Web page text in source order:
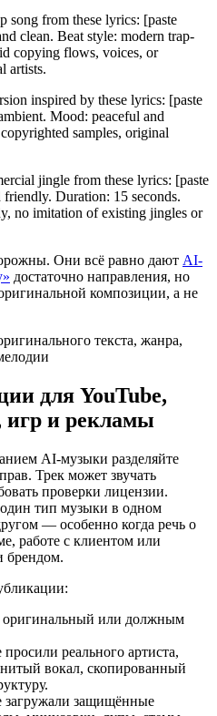
song from these lyrics: [paste
clean. Beat style: modern trap-
copying flows, voices, or
artists.
inspired by these lyrics: [paste
Mood: peaceful and
samples, original
jingle from these lyrics: [paste
Duration: 15 seconds.
no imitation of existing jingles or
Они всё равно дают AI-
достаточно направления, но
композиции, а не
для YouTube,
игр и рекламы
AI-музыки разделяйте
Трек может звучать
проверки лицензии.
тип музыки в одном
— особенно когда речь о
работе с клиентом или
брендом.
оригинальный или должным
реального артиста,
вокал, скопированный
загружали защищённые